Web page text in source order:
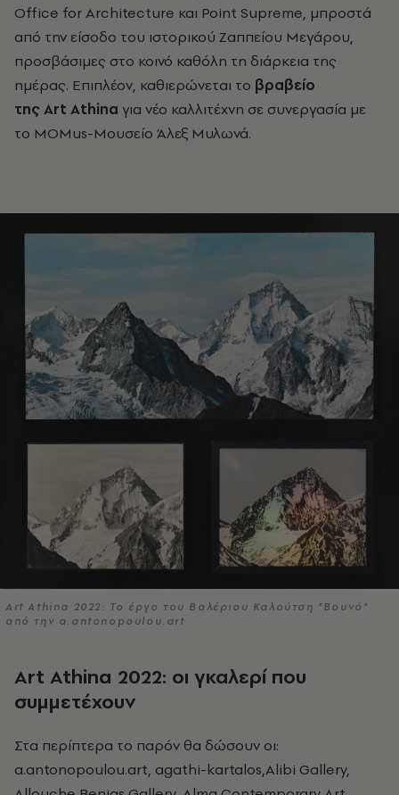
Office for Architecture και Point Supreme, μπροστά
από την είσοδο του ιστορικού Ζαππείου Μεγάρου,
προσβάσιμες στο κοινό καθόλη τη διάρκεια της
ημέρας. Επιπλέον, καθιερώνεται το βραβείο
της Art Athina για νέο καλλιτέχνη σε συνεργασία με
το MOMus-Μουσείο Άλεξ Μυλωνά.
Art Athina 2022: Το έργο του Βαλέριου Καλούτση "Βουνό"
από την a.antonopoulou.art
Art Athina 2022: οι γκαλερί που
συμμετέχουν
Στα περίπτερα το παρόν θα δώσουν οι:
a.antonopoulou.art, agathi-kartalos,Alibi Gallery,